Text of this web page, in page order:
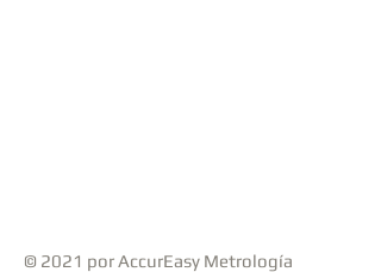
© 2021 por AccurEasy Metrología